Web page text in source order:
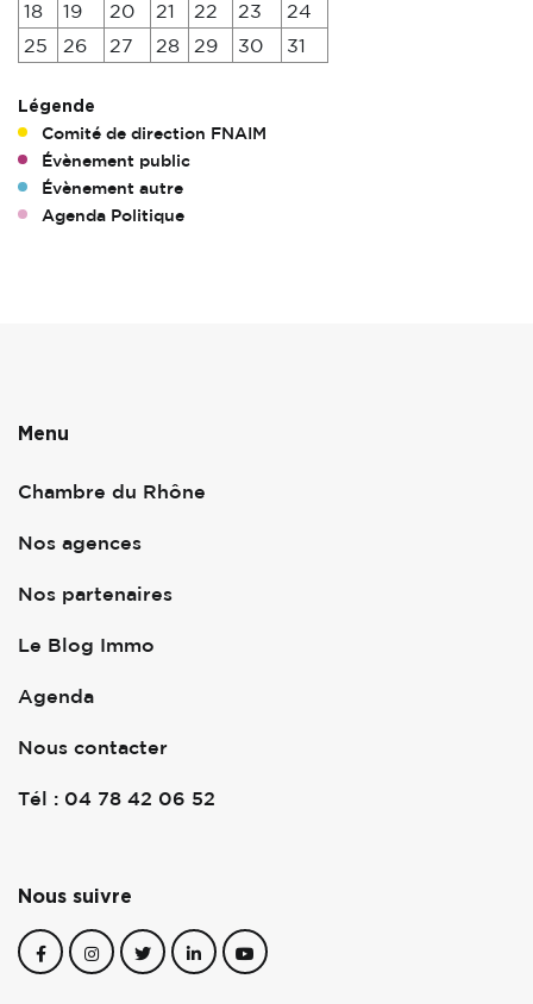
18
19 20 21 22 23
24
25
26 27 28 29 30 31
Légende
Comité de direction FNAIM
Évènement public
Évènement autre
Agenda Politique
Menu
Chambre du Rhône
Nos agences
Nos partenaires
Le Blog Immo
Agenda
Nous contacter
Tél : 04 78 42 06 52
Nous suivre